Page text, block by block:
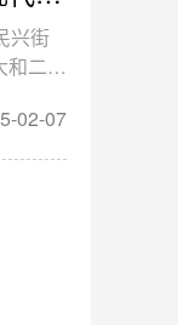
兴街
和二十
面从严
02-07